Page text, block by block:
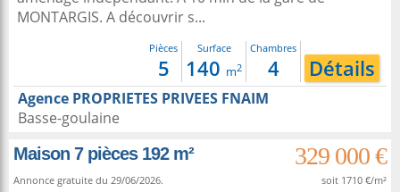
MONTARGIS. A découvrir s...
Pièces
5
Surface
140 m2
Chambres
4 Détails
Agence PROPRIETES PRIVEES FNAIM
Basse-goulaine
Maison 7 pièces 192 m²
329 000 €
Annonce gratuite du 29/06/2026. soit 1710 €/m²